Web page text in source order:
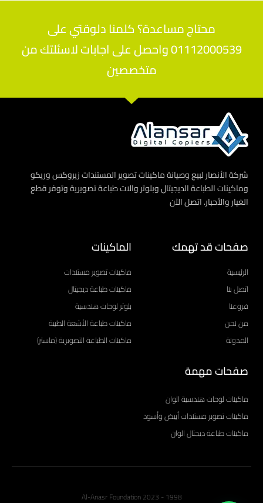
محتاج مساعدة؟ كلمنا دلوقتي على
01112000539 واحصل على اجابات لاسئلتك من
متخصصين
شركة الأنصار لبيع وصيانة ماكينات تصوير المستندات زيروكس وريكو
وماكينات الطباعة الديجيتال وبلوتر والات طباعة تصويرية وتوفر قطع
الغيار والأحبار. اتصل الآن
صفحات قد تهمك
الرئيسية
اتصل بنا
فروعنا
من نحن
المدونة
الماكينات
ماكينات تصوير مستندات
ماكينات طباعة ديجيتال
بلوتر لوحات هندسية
ماكينات طباعة الأشعة الطبية
ماكينات الطباعة التصويرية (ماستر)
صفحات مهمة
ماكينات لوحات هندسية الوان
ماكينات تصوير مستندات أبيض وأسود
ماكينات طباعة ديجتال الوان
1998 - 2023 Al-Anasr Foundation